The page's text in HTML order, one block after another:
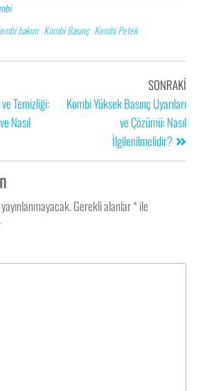
bakım Kombi Basınç Kombi Petek
Temizliği:
Nasıl
SONRAKI
Kombi Yüksek Basınç Uyarıları
ve Çözümü: Nasıl
İlgilenilmelidir?
Gerekli alanlar*ile